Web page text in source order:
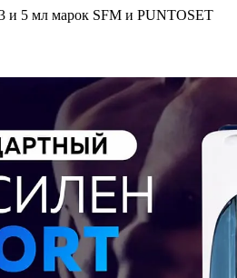
и 5 мл марок SFM и PUNTOSET